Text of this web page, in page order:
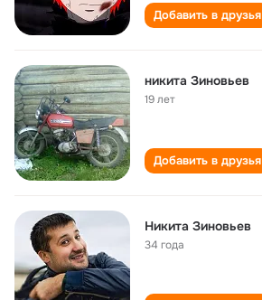
Добавить в друзья
никита Зиновьев
19 лет
Добавить в друзья
Никита Зиновьев
34 года